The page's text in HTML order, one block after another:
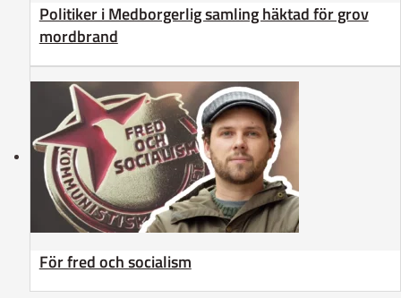
Politiker i Medborgerlig samling häktad för grov
mordbrand
För fred och socialism